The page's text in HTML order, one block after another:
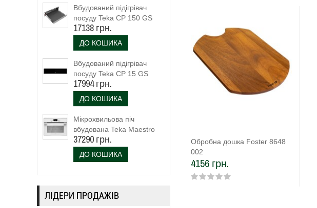
Вбудований підігрівач
посуду Teka CP 150 GS
(111600003)
17138 грн.
ДО КОШИКА
Вбудований підігрівач
посуду Teka CP 15 GS
(40589920)
17994 грн.
ДО КОШИКА
Мікрохвильова піч
вбудована Teka Maestro
MLC 844 (111160023)
біле скло
37290 грн.
ДО КОШИКА
ЛІДЕРИ ПРОДАЖІВ
Обробна дошка Foster 8648
002
4156 грн.